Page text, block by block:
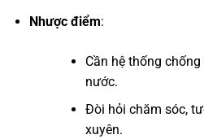
Nhược điểm:
Cần hệ thống
nước.
Đòi hỏi chăm sóc,
xuyên.